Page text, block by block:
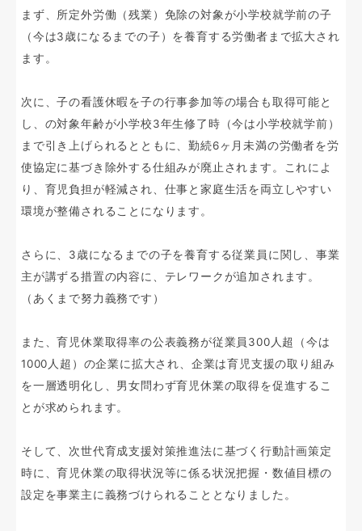
まず、所定外労働（残業）免除の対象が小学校就学前の子
（今は3歳になるまでの子）を養育する労働者まで拡大され
ます。
次に、子の看護休暇を子の行事参加等の場合も取得可能と
し、の対象年齢が小学校3年生修了時（今は小学校就学前）
まで引き上げられるとともに、勤続6ヶ月未満の労働者を労
使協定に基づき除外する仕組みが廃止されます。これによ
り、育児負担が軽減され、仕事と家庭生活を両立しやすい
環境が整備されることになります。
さらに、3歳になるまでの子を養育する従業員に関し、事業
主が講ずる措置の内容に、テレワークが追加されます。
（あくまで努力義務です）
また、育児休業取得率の公表義務が従業員300人超（今は
1000人超）の企業に拡大され、企業は育児支援の取り組み
を一層透明化し、男女問わず育児休業の取得を促進するこ
とが求められます。
そして、次世代育成支援対策推進法に基づく行動計画策定
時に、育児休業の取得状況等に係る状況把握・数値目標の
設定を事業主に義務づけられることとなりました。